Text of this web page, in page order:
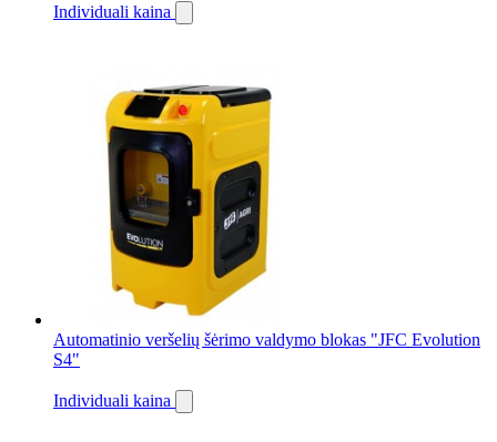
Individuali kaina
Automatinio veršelių šėrimo valdymo blokas "JFC Evolution
S4"
Individuali kaina